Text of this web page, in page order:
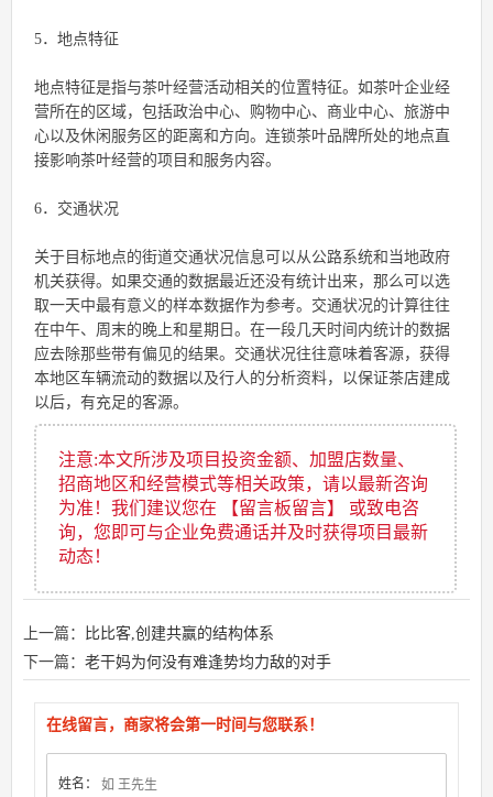
5．地点特征
地点特征是指与茶叶经营活动相关的位置特征。如茶叶企业经
营所在的区域，包括政治中心、购物中心、商业中心、旅游中
心以及休闲服务区的距离和方向。连锁茶叶品牌所处的地点直
接影响茶叶经营的项目和服务内容。
6．交通状况
关于目标地点的街道交通状况信息可以从公路系统和当地政府
机关获得。如果交通的数据最近还没有统计出来，那么可以选
取一天中最有意义的样本数据作为参考。交通状况的计算往往
在中午、周末的晚上和星期日。在一段几天时间内统计的数据
应去除那些带有偏见的结果。交通状况往往意味着客源，获得
本地区车辆流动的数据以及行人的分析资料，以保证茶店建成
以后，有充足的客源。
注意:本文所涉及项目投资金额、加盟店数量、
招商地区和经营模式等相关政策，请以最新咨询
为准！我们建议您在 【留言板留言】 或致电咨
询，您即可与企业免费通话并及时获得项目最新
动态！
上一篇：
比比客,创建共赢的结构体系
下一篇： 老干妈为何没有难逢势均力敌的对手
在线留言，商家将会第一时间与您联系！
姓名：